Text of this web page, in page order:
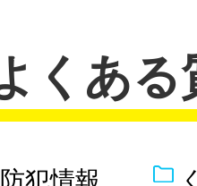
くある
犯情報